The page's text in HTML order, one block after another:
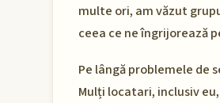
multe ori, am văzut
ceea ce ne îngrijorează
Pe lângă problemele
Mulți locatari, inclusiv